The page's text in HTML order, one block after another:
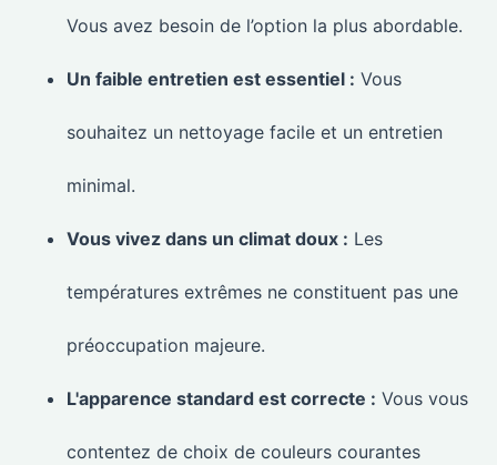
Vous avez besoin de l’option la plus abordable.
Un faible entretien est essentiel : Vous
souhaitez un nettoyage facile et un entretien
minimal.
Vous vivez dans un climat doux : Les
températures extrêmes ne constituent pas une
préoccupation majeure.
L'apparence standard est correcte : Vous vous
contentez de choix de couleurs courantes